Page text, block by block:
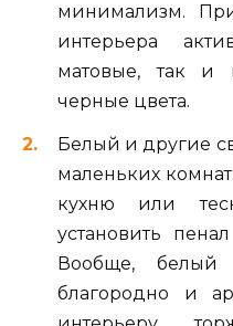
минимализм.
интерьера
матовые, так и
черные цвета.
Белый и другие
маленьких
кухню или
установить
Вообще, белый
благородно и